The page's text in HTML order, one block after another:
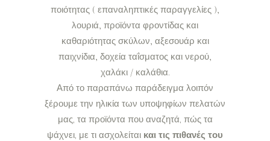
ποιότητας ( επαναληπτικές παραγγελίες ),
λουριά, προϊόντα φροντίδας και
καθαριότητας σκύλων, αξεσουάρ και
παιχνίδια, δοχεία ταΐσματος και νερού,
χαλάκι / καλάθια.
Από το παραπάνω παράδειγμα λοιπόν
ξέρουμε την ηλικία των υποψηφίων πελατών
μας, τα προϊόντα που αναζητά, πώς τα
ψάχνει, με τι ασχολείται και τις πιθανές του